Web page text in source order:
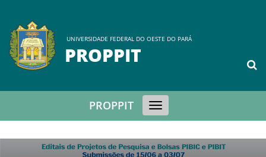
UNIVERSIDADE FEDERAL DO OESTE DO PARÁ
PROPPIT
Toggle
navigation
PROPPIT